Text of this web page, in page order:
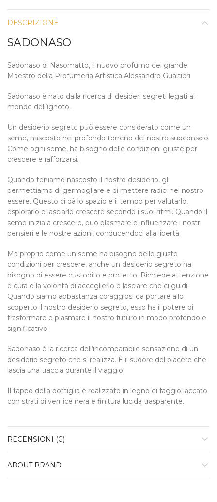
DESCRIZIONE
SADONASO
Sadonaso di Nasomatto, il nuovo profumo del grande
Maestro della Profumeria Artistica Alessandro Gualtieri
Sadonaso è nato dalla ricerca di desideri segreti legati al
mondo dell’ignoto.
Un desiderio segreto può essere considerato come un
seme, nascosto nel profondo terreno del nostro subconscio.
Come ogni seme, ha bisogno delle condizioni giuste per
crescere e rafforzarsi.
Quando teniamo nascosto il nostro desiderio, gli
permettiamo di germogliare e di mettere radici nel nostro
essere. Questo ci dà lo spazio e il tempo per valutarlo,
esplorarlo e lasciarlo crescere secondo i suoi ritmi. Quando il
seme inizia a crescere, può plasmare e influenzare i nostri
pensieri e le nostre azioni, conducendoci alla libertà.
Ma proprio come un seme ha bisogno delle giuste
condizioni per crescere, anche un desiderio segreto ha
bisogno di essere custodito e protetto. Richiede attenzione
e cura e la volontà di accoglierlo e lasciare che ci guidi.
Quando siamo abbastanza coraggiosi da portare allo
scoperto il nostro desiderio segreto, esso ha il potere di
trasformare e plasmare il nostro futuro in modo profondo e
significativo.
Sadonaso è la ricerca dell’incomparabile sensazione di un
desiderio segreto che si realizza. È il sudore del piacere che
lascia una traccia durante il viaggio.
Il tappo della bottiglia è realizzato in legno di faggio laccato
con strati di vernice nera e finitura lucida trasparente.
RECENSIONI (0)
ABOUT BRAND